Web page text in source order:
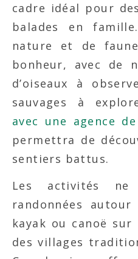
cadre idéal pour
balades en
nature et de
bonheur, avec de
d’oiseaux à
sauvages à
avec une agence
permettra de
sentiers battus.
Les activités
randonnées
kayak ou canoë sur
des villages